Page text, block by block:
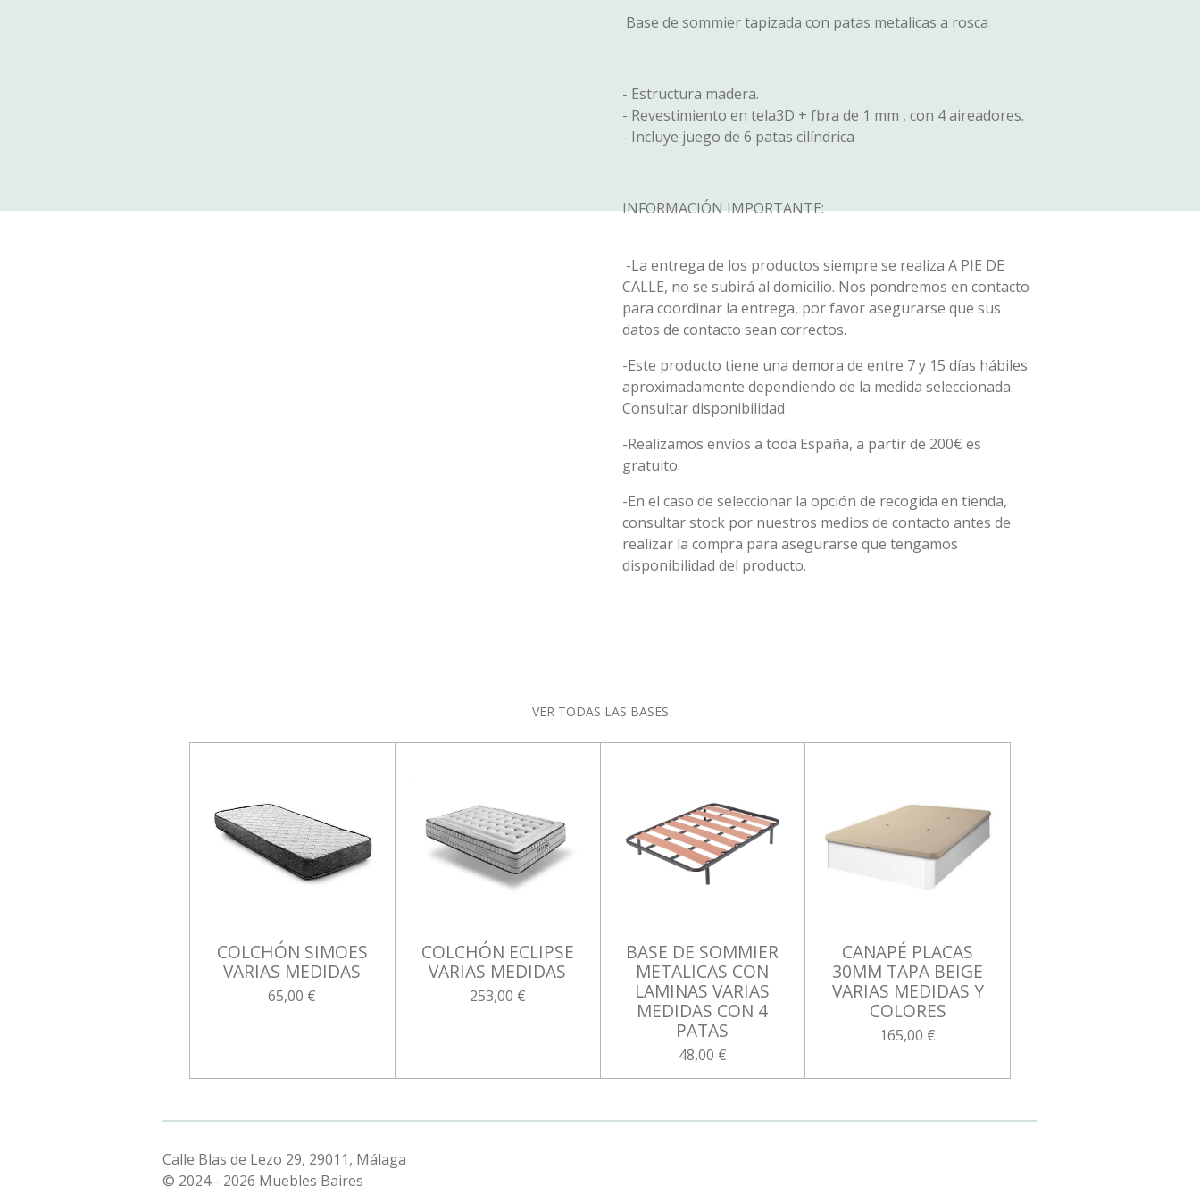
Base de sommier tapizada con patas metalicas a rosca
- Estructura madera.
- Revestimiento en tela3D + fbra de 1 mm , con 4 aireadores.
- Incluye juego de 6 patas cilíndrica
INFORMACIÓN IMPORTANTE:
-La entrega de los productos siempre se realiza A PIE DE
CALLE, no se subirá al domicilio. Nos pondremos en contacto
para coordinar la entrega, por favor asegurarse que sus
datos de contacto sean correctos.
-Este producto tiene una demora de entre 7 y 15 días hábiles
aproximadamente dependiendo de la medida seleccionada.
Consultar disponibilidad
-Realizamos envíos a toda España, a partir de 200€ es
gratuito.
-En el caso de seleccionar la opción de recogida en tienda,
consultar stock por nuestros medios de contacto antes de
realizar la compra para asegurarse que tengamos
disponibilidad del producto.
VER TODAS LAS BASES
COLCHÓN SIMOES
VARIAS MEDIDAS
65,00 €
COLCHÓN ECLIPSE
VARIAS MEDIDAS
253,00 €
BASE DE SOMMIER
METALICAS CON
LAMINAS VARIAS
MEDIDAS CON 4
PATAS
48,00 €
CANAPÉ PLACAS
30MM TAPA BEIGE
VARIAS MEDIDAS Y
COLORES
165,00 €
Calle Blas de Lezo 29, 29011, Málaga
© 2024 - 2026 Muebles Baires